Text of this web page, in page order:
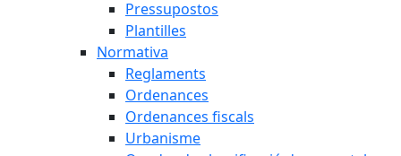
Pressupostos
Plantilles
Normativa
Reglaments
Ordenances
Ordenances fiscals
Urbanisme